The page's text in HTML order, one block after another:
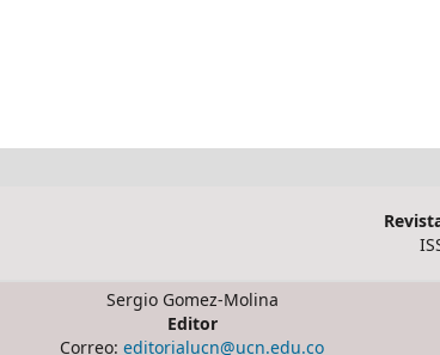
Sergio Gomez-Molina
Editor
Correo: editorialucn@ucn.edu.co